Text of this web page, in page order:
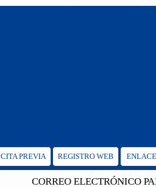
CITA PREVIA REGISTRO WEB
CORREO ELECTRÓNICO